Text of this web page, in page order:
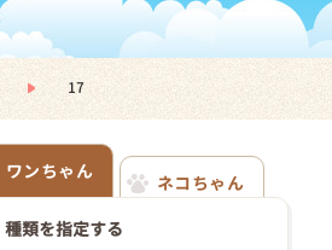
17
ワンちゃん
ネコちゃん
種類を指定する